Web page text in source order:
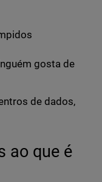
gosta de
de dados,
ao que é